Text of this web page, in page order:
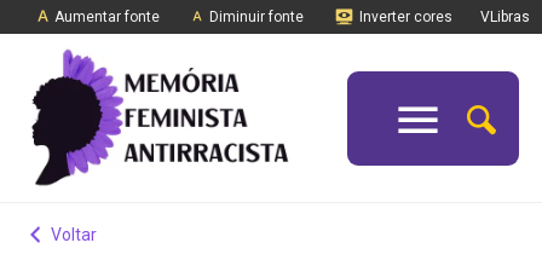
Aumentar fonte Diminuir fonte Inverter cores VLibras
Voltar